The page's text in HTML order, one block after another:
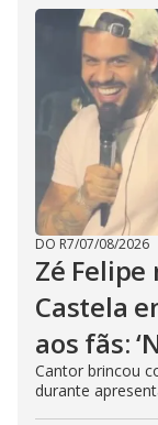
DO R7/07/08/2026
Zé
Castela
aos fãs:
Cantor brincou
durante